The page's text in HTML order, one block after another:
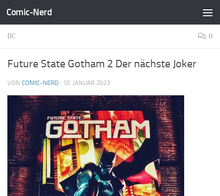
Zum Inhalt springen
Comic-Nerd
DC 0
Future State Gotham 2 Der nächste Joker
VON COMIC-NERD · 10. JANUAR 2023